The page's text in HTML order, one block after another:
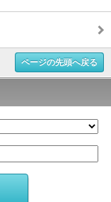
ページの先頭へ戻る